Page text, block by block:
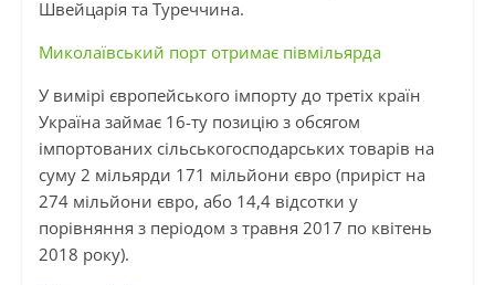
Швейцарія та Туреччина.
Миколаївський порт отримає півмільярда
У вимірі європейського імпорту до третіх країн
Україна займає 16-ту позицію з обсягом
імпортованих сільськогосподарських товарів на
суму 2 мільярди 171 мільйони євро (приріст на
274 мільйони євро, або 14,4 відсотки у
порівняння з періодом з травня 2017 по квітень
2018 року).